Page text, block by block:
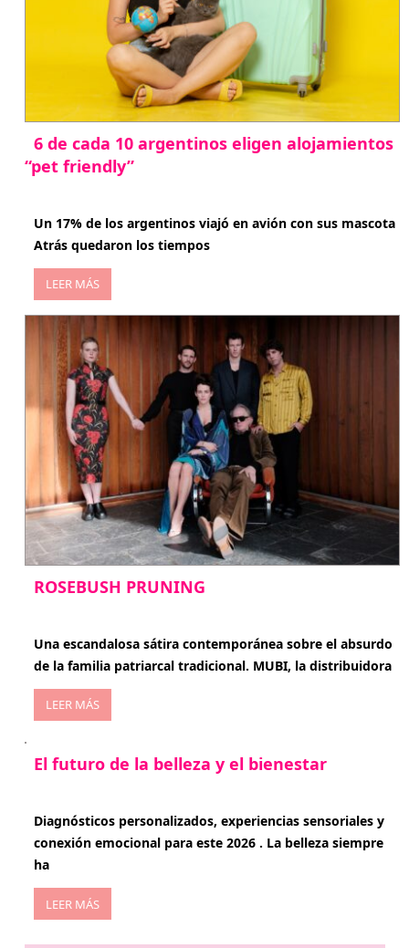
6 de cada 10 argentinos eligen alojamientos
“pet friendly”
Un 17% de los argentinos viajó en avión con sus mascota
Atrás quedaron los tiempos
LEER MÁS
ROSEBUSH PRUNING
Una escandalosa sátira contemporánea sobre el absurdo
de la familia patriarcal tradicional. MUBI, la distribuidora
LEER MÁS
El futuro de la belleza y el bienestar
Diagnósticos personalizados, experiencias sensoriales y
conexión emocional para este 2026 . La belleza siempre
ha
LEER MÁS